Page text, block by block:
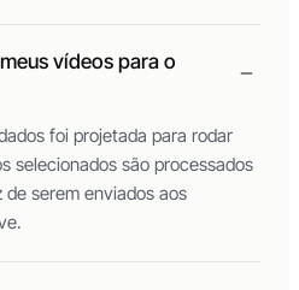
vídeos para o
foi projetada para rodar
selecionados são processados
serem enviados aos